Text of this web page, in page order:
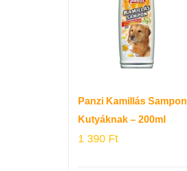
Panzi Kamillás Sampon
Kutyáknak – 200ml
1 390 Ft